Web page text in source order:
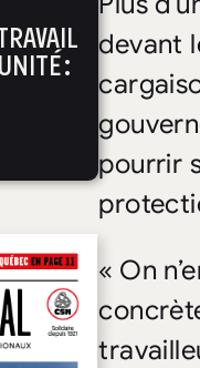
:
devant
pourrir
« On